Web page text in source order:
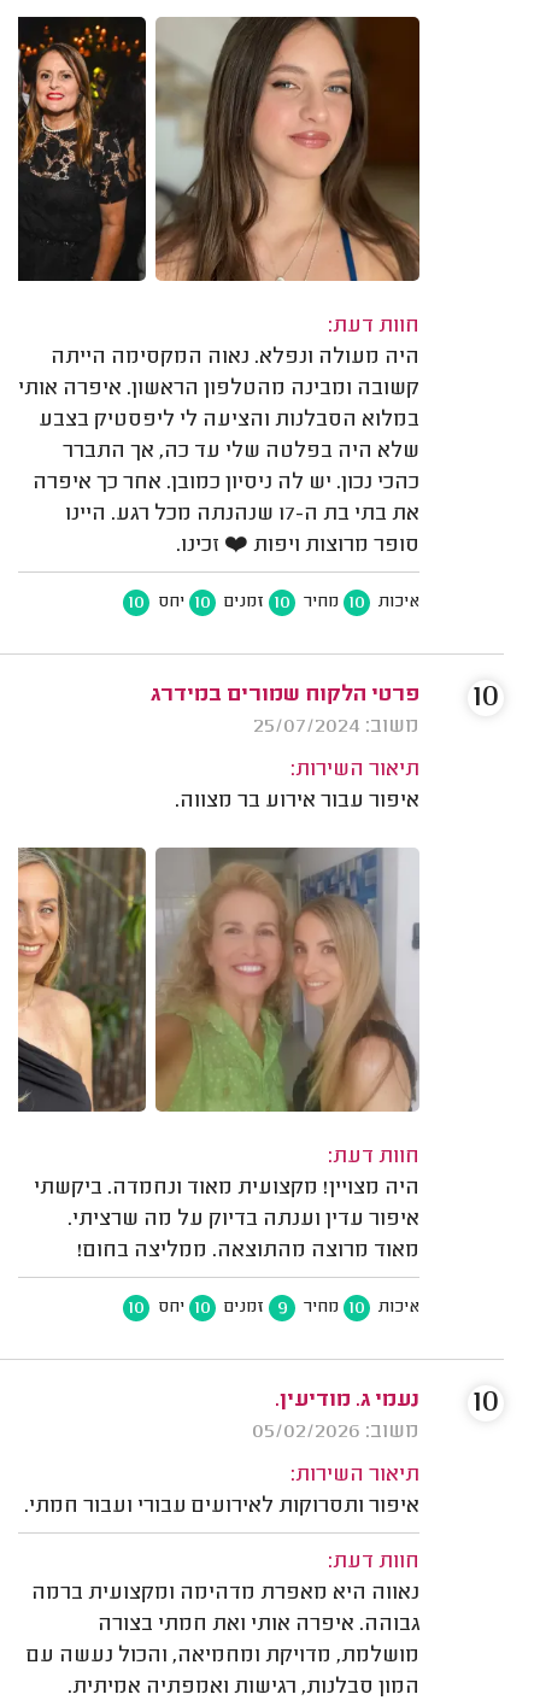
חוות דעת:
היה מעולה ונפלא. נאוה המקסימה הייתה
קשובה ומבינה מהטלפון הראשון. איפרה אותי
במלוא הסבלנות והציעה לי ליפסטיק בצבע
שלא היה בפלטה שלי עד כה, אך התברר
כהכי נכון. יש לה ניסיון כמובן. אחר כך איפרה
את בתי בת ה-17 שנהנתה מכל רגע. היינו
סופר מרוצות ויפות ❤️ זכינו.
איכות 10 מחיר 10 זמנים 10 יחס 10
פרטי הלקוח שמורים במידרג
משוב: 25/07/2024
תיאור השירות:
איפור עבור אירוע בר מצווה.
חוות דעת:
היה מצויין! מקצועית מאוד ונחמדה. ביקשתי
איפור עדין וענתה בדיוק על מה שרציתי.
מאוד מרוצה מהתוצאה. ממליצה בחום!
איכות 10 מחיר 9 זמנים 10 יחס 10
10
נעמי ג. מודיעין.
משוב: 05/02/2026
תיאור השירות:
איפור ותסרוקות לאירועים עבורי ועבור חמתי.
חוות דעת:
נאווה היא מאפרת מדהימה ומקצועית ברמה
גבוהה. איפרה אותי ואת חמתי בצורה
מושלמת, מדויקת ומחמיאה, והכול נעשה עם
המון סבלנות, רגישות ואמפתיה אמיתית.
10